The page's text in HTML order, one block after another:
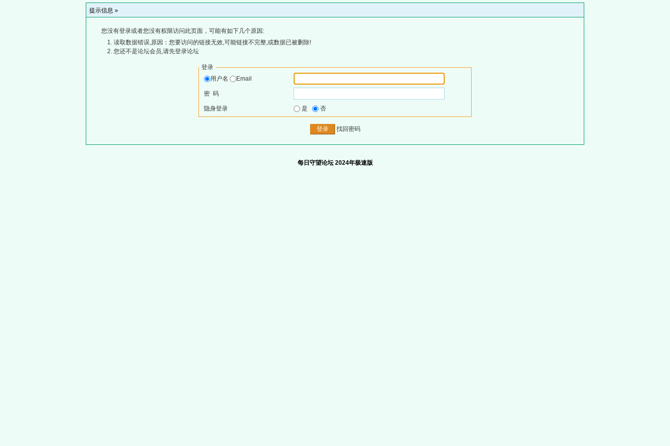
提示信息 »
您没有登录或者您没有权限访问此页面，可能有如下几个原因:
读取数据错误,原因：您要访问的链接无效,可能链接不完整,或数据已被删除!
您还不是论坛会员,请先登录论坛
登录
用户名
Email
密 码
隐身登录 是 否
找回密码
每日守望论坛 2024年极速版